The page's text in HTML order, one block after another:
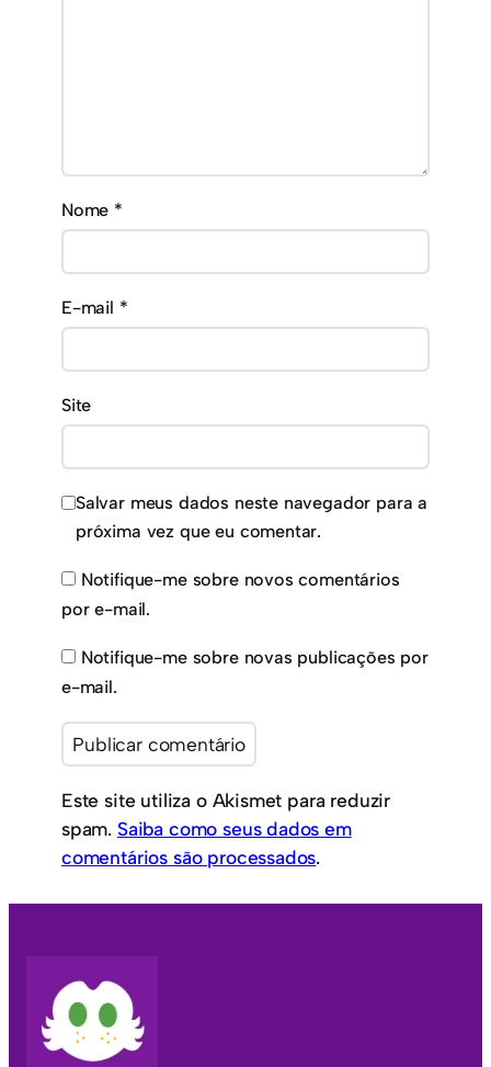
Nome *
E-mail *
Site
Salvar meus dados neste navegador para a
próxima vez que eu comentar.
Notifique-me sobre novos comentários
por e-mail.
Notifique-me sobre novas publicações por
e-mail.
Este site utiliza o Akismet para reduzir
spam. Saiba como seus dados em
comentários são processados.